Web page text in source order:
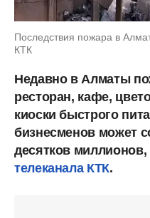
Последствия пожара в
КТК
Недавно в Алматы
ресторан, кафе,
киоски быстрого
бизнесменов может
десятков миллионов,
телеканала КТК.